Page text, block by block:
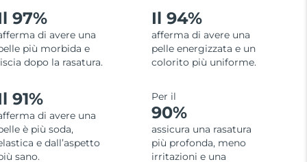
97%
di avere una
più morbida e
dopo la rasatura.
Il 94%
afferma di avere una
pelle energizzata e un
colorito più uniforme.
91%
di avere una
è più soda,
e dall’aspetto
sano.
Per il
90%
assicura una rasatura
più profonda, meno
irritazioni e una